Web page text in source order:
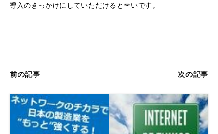
導入のきっかけにしていただけると幸いです。
前の記事 次の記事